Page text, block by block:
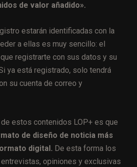
de valor añadido».
estarán identificadas con la
a ellas es muy sencillo: el
registrarte con sus datos y su
ya está registrado, solo tendrá
su cuenta de correo y
estos contenidos LOP+ es que
de diseño de noticia más
digital. De esta forma los
opiniones y exclusivas